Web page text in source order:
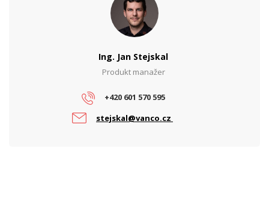
GPON
SC
Ing. Jan Stejskal
Produkt manažer
+420 601 570 595
stejskal@vanco.cz